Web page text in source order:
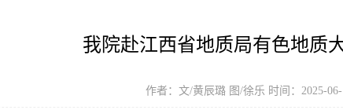
我院赴江西省地质局有色地质
作者：文/黄辰璐 图/徐乐 时间：2025-06-